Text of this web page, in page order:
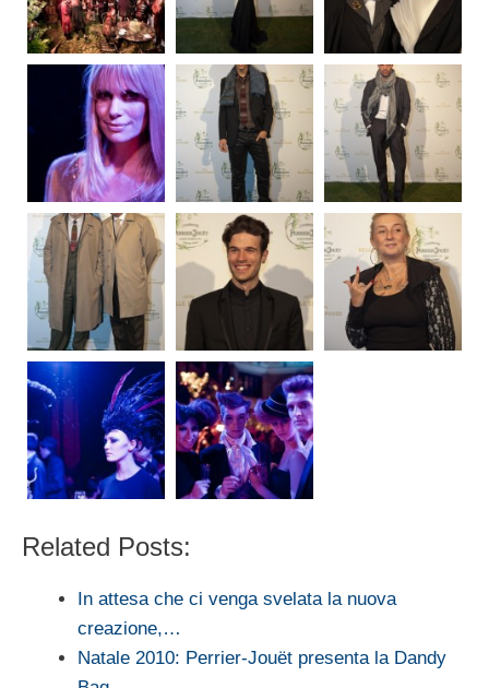
Related Posts:
In attesa che ci venga svelata la nuova
creazione,…
Natale 2010: Perrier-Jouët presenta la Dandy